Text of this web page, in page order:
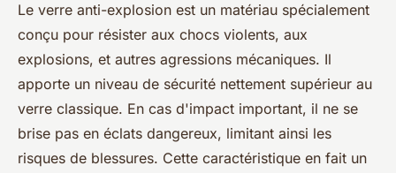
Le verre anti-explosion est un matériau spécialement
conçu pour résister aux chocs violents, aux
explosions, et autres agressions mécaniques. Il
apporte un niveau de sécurité nettement supérieur au
verre classique. En cas d'impact important, il ne se
brise pas en éclats dangereux, limitant ainsi les
risques de blessures. Cette caractéristique en fait un